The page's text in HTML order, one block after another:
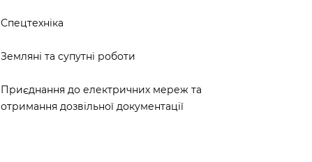
Спецтехніка
Земляні та супутні роботи
Приєднання до електричних мереж та
отримання дозвільної документації